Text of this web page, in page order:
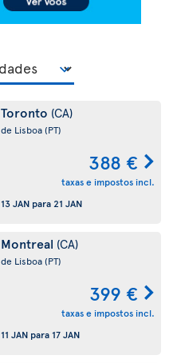
Toronto (CA)
de Lisboa(PT)
388 €
taxas e impostos incl.
13 JAN para21 JAN
Montreal (CA)
de Lisboa(PT)
399 €
taxas e impostos incl.
11 JAN para 17 JAN